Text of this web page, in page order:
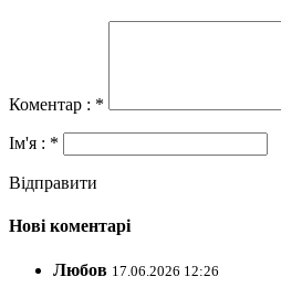
Коментар : *
Ім'я : *
Відправити
Нові коментарі
Любов 17.06.2026 12:26